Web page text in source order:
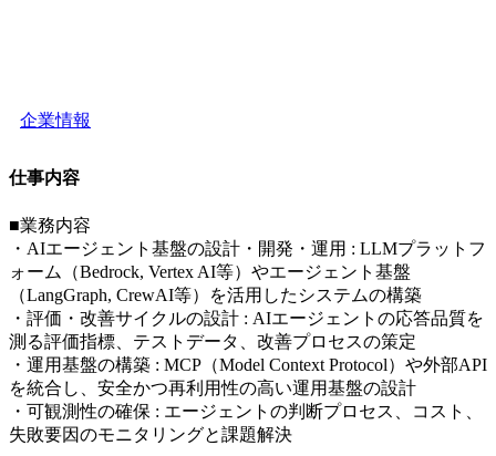
企業情報
仕事内容
■業務内容
・AIエージェント基盤の設計・開発・運用 : LLMプラットフ
ォーム（Bedrock, Vertex AI等）やエージェント基盤
（LangGraph, CrewAI等）を活用したシステムの構築
・評価・改善サイクルの設計 : AIエージェントの応答品質を
測る評価指標、テストデータ、改善プロセスの策定
・運用基盤の構築 : MCP（Model Context Protocol）や外部API
を統合し、安全かつ再利用性の高い運用基盤の設計
・可観測性の確保 : エージェントの判断プロセス、コスト、
失敗要因のモニタリングと課題解決